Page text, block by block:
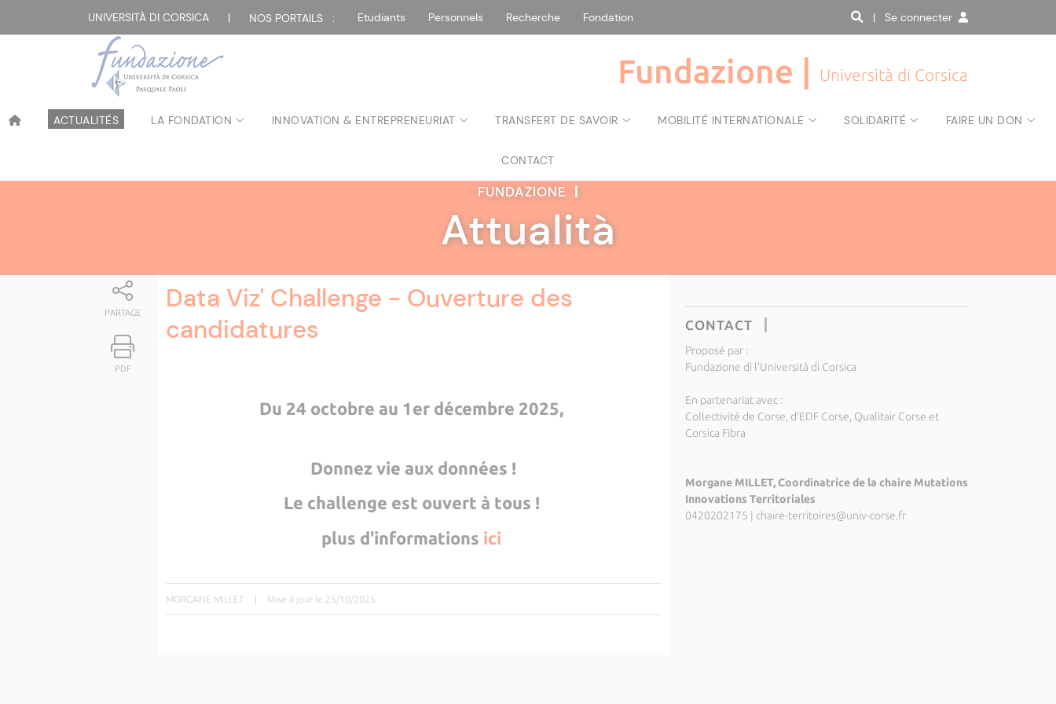
UNIVERSITÀ DI CORSICA | NOS PORTAILS : Etudiants Personnels Recherche Fondation | Se connecter
Fundazione | Università di Corsica
ACTUALITÉS LA FONDATION INNOVATION & ENTREPRENEURIAT TRANSFERT DE SAVOIR MOBILITÉ INTERNATIONALE SOLIDARITÉ FAIRE UN DON
CONTACT
FUNDAZIONE |
Attualità
PARTAGE
PDF
Data Viz' Challenge - Ouverture des
candidatures
Du 24 octobre au 1er décembre 2025,
Donnez vie aux données !
Le challenge est ouvert à tous !
plus d'informations ici
MORGANE MILLET | Mise à jour le 25/10/2025
CONTACT
Proposé par :
Fundazione di l'Università di Corsica
En partenariat avec :
Collectivité de Corse, d'EDF Corse, Qualitair Corse et
Corsica Fibra
Morgane MILLET, Coordinatrice de la chaire Mutations
Innovations Territoriales
0420202175
chaire-territoires@univ-corse.fr